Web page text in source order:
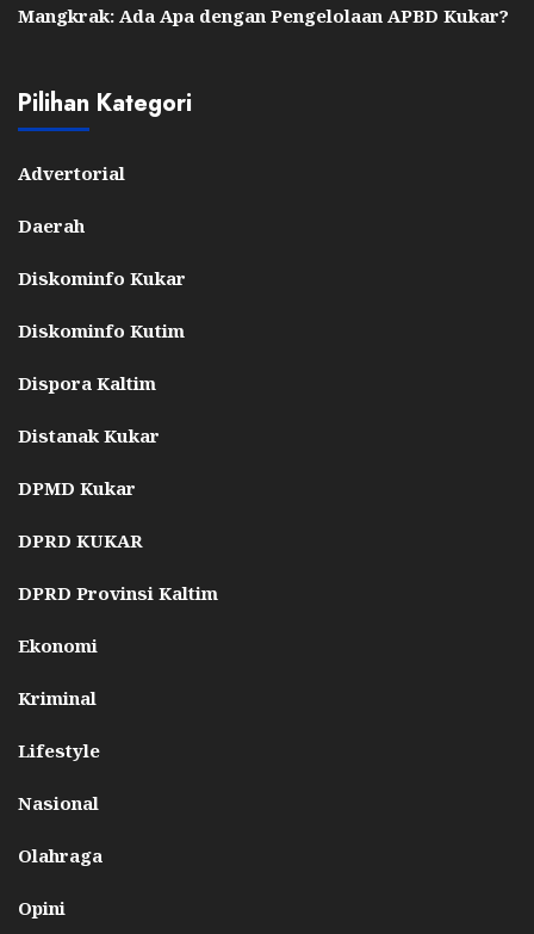
Mangkrak: Ada Apa dengan Pengelolaan APBD Kukar?
Pilihan Kategori
Advertorial
Daerah
Diskominfo Kukar
Diskominfo Kutim
Dispora Kaltim
Distanak Kukar
DPMD Kukar
DPRD KUKAR
DPRD Provinsi Kaltim
Ekonomi
Kriminal
Lifestyle
Nasional
Olahraga
Opini